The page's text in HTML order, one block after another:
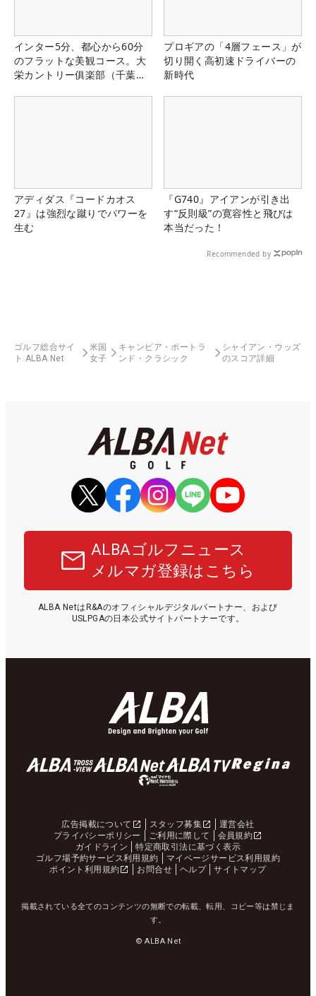
インター5分、都心から60分
のフラットな美観コース。大
栄カントリー俱楽部（千葉
プロギアの「4層フェース」が
切り開く高初速ドライバーの
新時代
アディダス『コードカオス
27』は強烈な蹴りでパワーを
生む
『G740』アイアンが引き出
す“反則級”の寛容性と飛びは
本当だった！
Recommended by
ゴルフ総合サイ
ト ALBA Net
米国
女子
キャンビア・ポートラ
ンド・クラシック
シャイアン・ウッズ
のスコア詳細
ALBAゴルフニュース
メルマガ登録はこちら
ALBA NetはR&Aのオフィシャルデジタルパートナー、および
USLPGAの日本公式サイトパートナーです。
広告掲載について スタッフ募集
運営会社
プライバシーポリシー
ご利用に際して
会員規約
ガイドライン
特定商取引法に基づく表示
ゴルフ場予約サービス利用規約
マイページサービス利用規約
ポイント利用規約
お問合せ ヘルプ サイトマップ
掲載されている全てのコンテンツの無断での転載、転用、コピー等は禁じま
す。
© ALBA Net